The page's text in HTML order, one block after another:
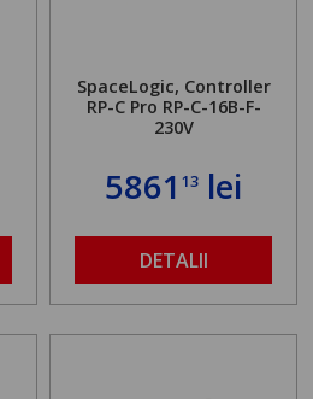
SpaceLogic, Controller
RP-C Pro RP-C-16B-F-
230V
586113 lei
DETALII